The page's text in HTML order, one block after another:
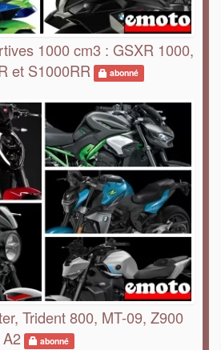
1000 cm3 : GSXR 1000,
et S1000RR
abonné
Trident 800, MT-09, Z900
abonné